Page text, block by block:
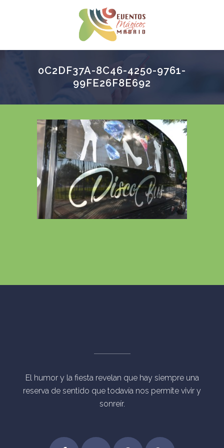
0C2DF37A-8C46-4250-9761-
99FE26F8E692
El humor y la fiesta revelan que hay siempre una
reserva de sentido que todavía nos permite vivir y
sonreír.